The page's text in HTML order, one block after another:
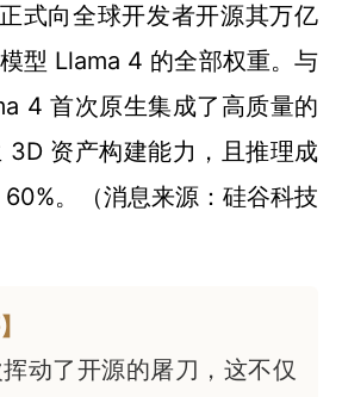
式向全球开发者开源其万亿
型 Llama 4 的全部权重。与
4 首次原生集成了高质量的
3D 资产构建能力，且推理成
。（消息来源：硅谷科技
动了开源的屠刀，这不仅